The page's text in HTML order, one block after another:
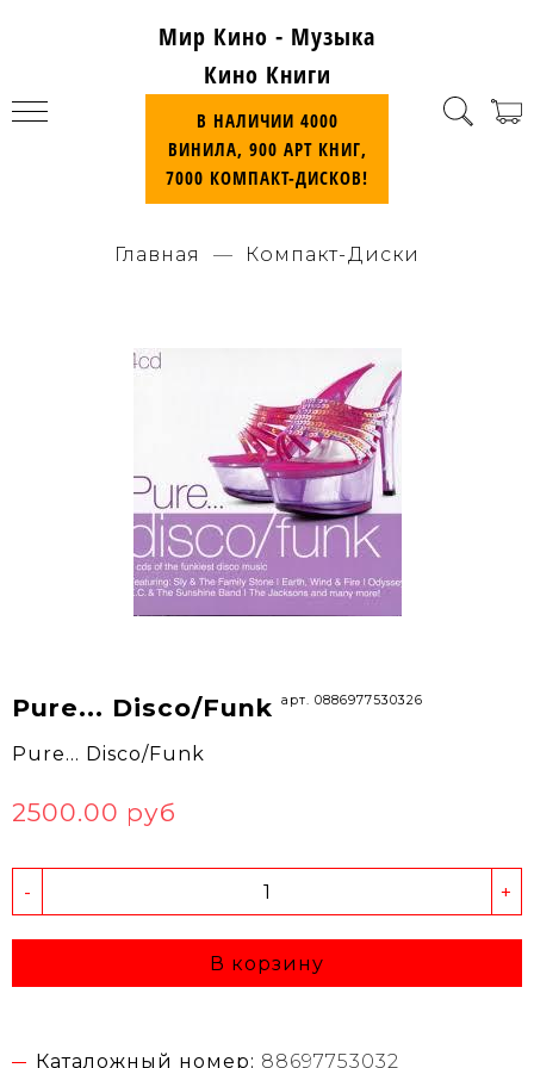
Мир Кино - Музыка
Кино Книги
В НАЛИЧИИ 4000
ВИНИЛА, 900 АРТ КНИГ,
7000 КОМПАКТ-ДИСКОВ!
Главная Компакт-Диски
Pure... Disco/Funk арт. 0886977530326
Pure... Disco/Funk
2500.00 руб
- +
В корзину
Каталожный номер: 88697753032